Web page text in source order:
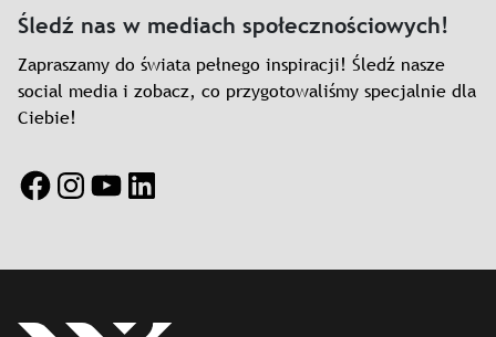
Śledź nas w mediach społecznościowych!
Zapraszamy do świata pełnego inspiracji! Śledź nasze
social media i zobacz, co przygotowaliśmy specjalnie dla
Ciebie!
Facebook
Instagram
YouTube
LinkedIn